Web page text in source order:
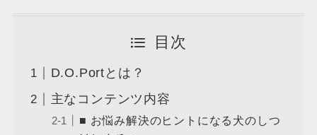
目次
D.O.Portとは？
主なコンテンツ内容
■ お悩み解決のヒントになる犬のしつ